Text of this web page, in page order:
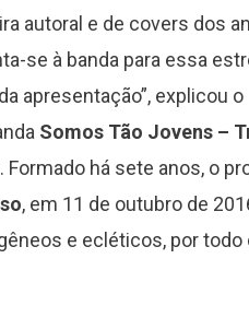
autoral e de covers dos
se à banda para essa
apresentação”, explicou o
Somos Tão Jovens –
. Formado há sete anos, o
, em 11 de outubro de
e ecléticos, por todo